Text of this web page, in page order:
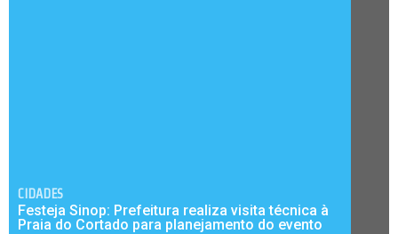
CIDADES
Festeja Sinop: Prefeitura realiza visita técnica à
Praia do Cortado para planejamento do evento